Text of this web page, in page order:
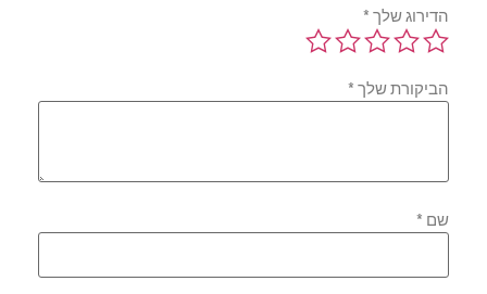
הדירוג שלך*
הביקורת שלך*
שם*